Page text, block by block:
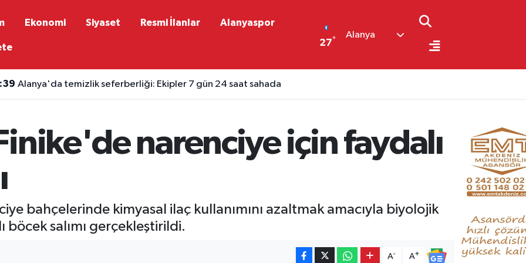
Ekonomi Siyaset Resmi İlanlar Alanyaspor
27°
Alanya
Alanya'da temizlik seferberliği: Ekipler 7 gün 24 saat sahada
narenciye için faydalı
bahçelerinde kimyasal ilaç kullanımını azaltmak amacıyla biyolojik
böcek salımı gerçekleştirildi.
A- A+